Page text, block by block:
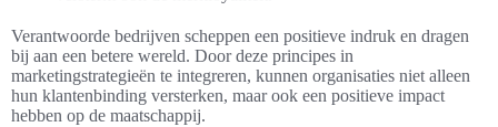
Verantwoorde bedrijven scheppen een positieve indruk en dragen
bij aan een betere wereld. Door deze principes in
marketingstrategieën te integreren, kunnen organisaties niet alleen
hun klantenbinding versterken, maar ook een positieve impact
hebben op de maatschappij.